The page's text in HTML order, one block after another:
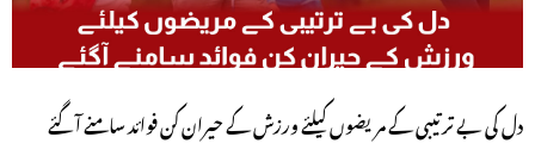
دل کی بے ترتیبی کے مریضوں کیلئے ورزش کے حیران کن فوائد سامنے آگئے